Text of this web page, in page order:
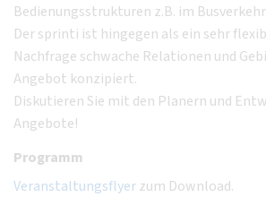
Bedienungsstrukturen z.B. im
Der sprinti ist hingegen als ein sehr
Nachfrage schwache Relationen und
Angebot konzipiert.
Diskutieren Sie mit den Planern und
Angebote!
Programm
Veranstaltungsflyerzum Download.